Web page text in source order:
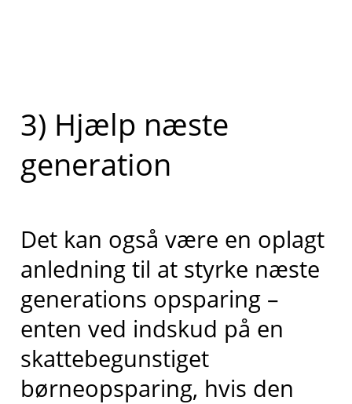
3) Hjælp næste
generation
Det kan også være en oplagt
anledning til at styrke næste
generations opsparing –
enten ved indskud på en
skattebegunstiget
børneopsparing, hvis den